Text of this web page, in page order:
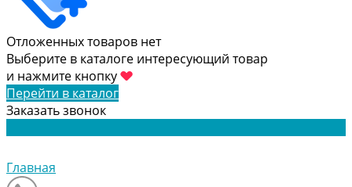
Отложенных товаров нет
Выберите в каталоге интересующий товар
и нажмите кнопку
Перейти в каталог
Заказать звонок
Главная